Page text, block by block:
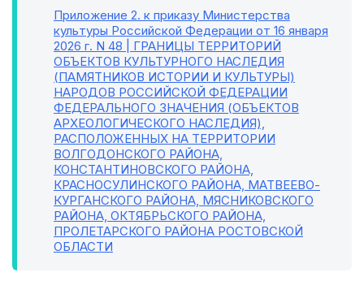
Приложение 2. к приказу Министерства
культуры Российской Федерации от 16 января
2026 г. N 48 | ГРАНИЦЫ ТЕРРИТОРИЙ
ОБЪЕКТОВ КУЛЬТУРНОГО НАСЛЕДИЯ
(ПАМЯТНИКОВ ИСТОРИИ И КУЛЬТУРЫ)
НАРОДОВ РОССИЙСКОЙ ФЕДЕРАЦИИ
ФЕДЕРАЛЬНОГО ЗНАЧЕНИЯ (ОБЪЕКТОВ
АРХЕОЛОГИЧЕСКОГО НАСЛЕДИЯ),
РАСПОЛОЖЕННЫХ НА ТЕРРИТОРИИ
ВОЛГОДОНСКОГО РАЙОНА,
КОНСТАНТИНОВСКОГО РАЙОНА,
КРАСНОСУЛИНСКОГО РАЙОНА, МАТВЕЕВО-
КУРГАНСКОГО РАЙОНА, МЯСНИКОВСКОГО
РАЙОНА, ОКТЯБРЬСКОГО РАЙОНА,
ПРОЛЕТАРСКОГО РАЙОНА РОСТОВСКОЙ
ОБЛАСТИ